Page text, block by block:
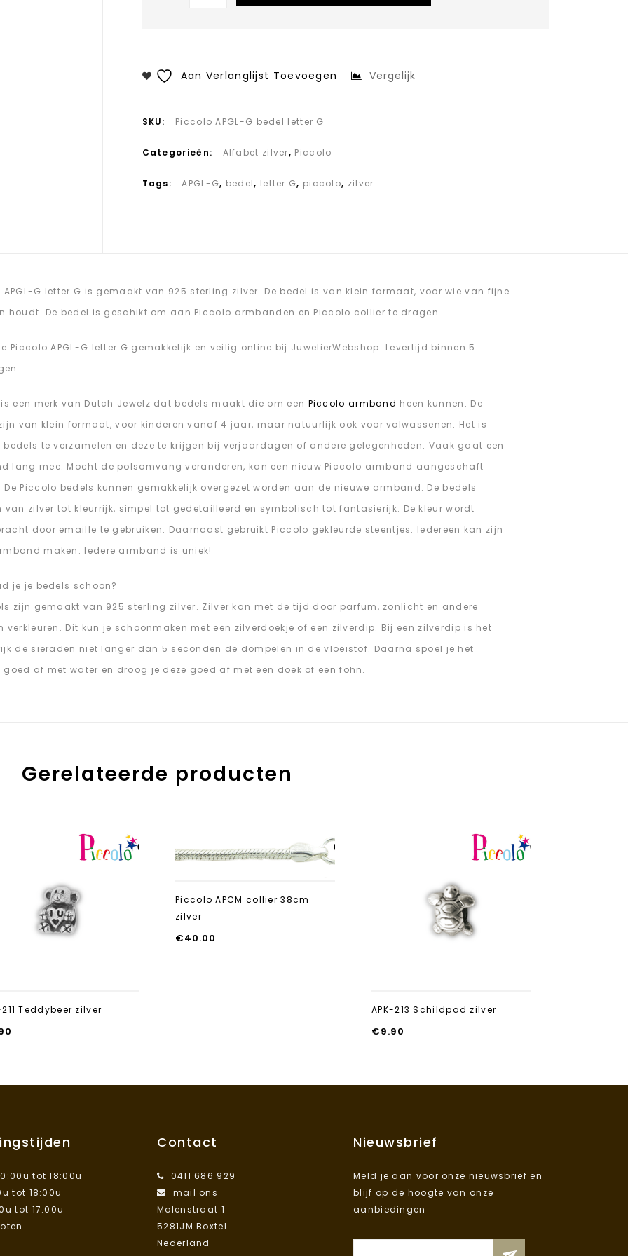
Aan Verlanglijst Toevoegen Vergelijk
SKU: Piccolo APGL-G bedel letter G
Categorieën: Alfabet zilver, Piccolo
Tags: APGL-G, bedel, letter G, piccolo, zilver
APGL-G letter G is gemaakt van 925 sterling zilver. De bedel is van klein formaat, voor wie van fijne
houdt. De bedel is geschikt om aan Piccolo armbanden en Piccolo collier te dragen.
Piccolo APGL-G letter G gemakkelijk en veilig online bij JuwelierWebshop. Levertijd binnen 5
een merk van Dutch Jewelz dat bedels maakt die om een Piccolo armband heen kunnen. De
van klein formaat, voor kinderen vanaf 4 jaar, maar natuurlijk ook voor volwassenen. Het is
bedels te verzamelen en deze te krijgen bij verjaardagen of andere gelegenheden. Vaak gaat een
lang mee. Mocht de polsomvang veranderen, kan een nieuw Piccolo armband aangeschaft
De Piccolo bedels kunnen gemakkelijk overgezet worden aan de nieuwe armband. De bedels
van zilver tot kleurrijk, simpel tot gedetailleerd en symbolisch tot fantasierijk. De kleur wordt
door emaille te gebruiken. Daarnaast gebruikt Piccolo gekleurde steentjes. Iedereen kan zijn
maken. Iedere armband is uniek!
je je bedels schoon?
zijn gemaakt van 925 sterling zilver. Zilver kan met de tijd door parfum, zonlicht en andere
verkleuren. Dit kun je schoonmaken met een zilverdoekje of een zilverdip. Bij een zilverdip is het
de sieraden niet langer dan 5 seconden de dompelen in de vloeistof. Daarna spoel je het
af met water en droog je deze goed af met een doek of een föhn.
Gerelateerde producten
211 Teddybeer zilver
Piccolo APCM collier 38cm
zilver
€40.00
APK-213 Schildpad zilver
€9.90
tot 18:00u
tot 18:00u
tot 17:00u
Contact
0411 686 929
mail ons
Molenstraat 1
5281JM Boxtel
Nederland
Nieuwsbrief
Meld je aan voor onze nieuwsbrief en
blijf op de hoogte van onze
aanbiedingen